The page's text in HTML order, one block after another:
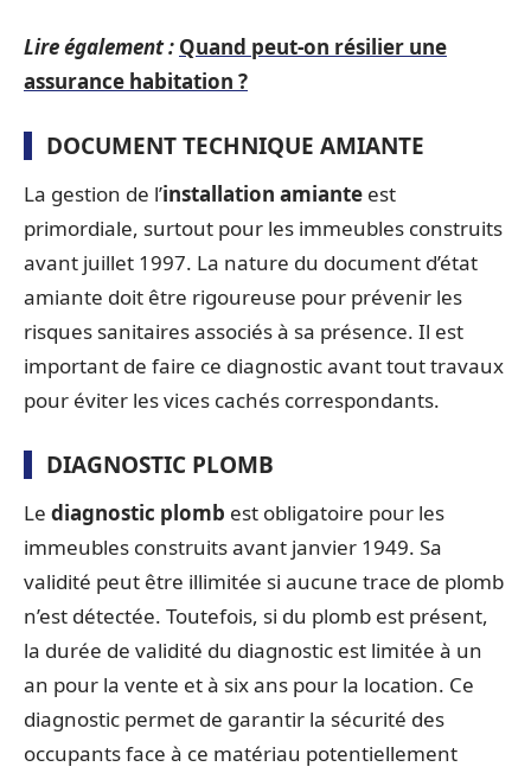
Lire également : Quand peut-on résilier une
assurance habitation ?
DOCUMENT TECHNIQUE AMIANTE
La gestion de l’installation amiante est
primordiale, surtout pour les immeubles construits
avant juillet 1997. La nature du document d’état
amiante doit être rigoureuse pour prévenir les
risques sanitaires associés à sa présence. Il est
important de faire ce diagnostic avant tout travaux
pour éviter les vices cachés correspondants.
DIAGNOSTIC PLOMB
Le diagnostic plomb est obligatoire pour les
immeubles construits avant janvier 1949. Sa
validité peut être illimitée si aucune trace de plomb
n’est détectée. Toutefois, si du plomb est présent,
la durée de validité du diagnostic est limitée à un
an pour la vente et à six ans pour la location. Ce
diagnostic permet de garantir la sécurité des
occupants face à ce matériau potentiellement